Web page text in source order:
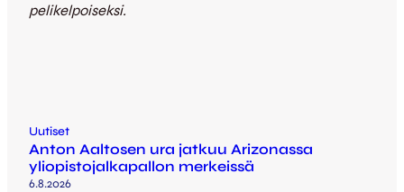
pelikelpoiseksi.
Uutiset
Anton Aaltosen ura jatkuu Arizonassa
yliopistojalkapallon merkeissä
6.8.2026